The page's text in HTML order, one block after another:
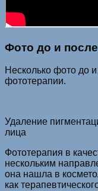
Фото до и после
Несколько фото до
фототерапии.
Удаление
лица
Фототерапия в
нескольким
она нашла в
как